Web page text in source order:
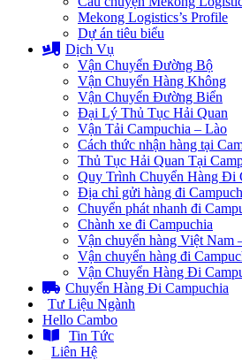
Mekong Logistics’s Profile
Dự án tiêu biểu
Dịch Vụ
Vận Chuyển Đường Bộ
Vận Chuyển Hàng Không
Vận Chuyển Đường Biển
Đại Lý Thủ Tục Hải Quan
Vận Tải Campuchia – Lào
Cách thức nhận hàng tại
Thủ Tục Hải Quan Tại
Quy Trình Chuyển Hàng Đi
Địa chỉ gửi hàng đi
Chuyển phát nhanh đi
Chành xe đi Campuchia
Vận chuyển hàng Việt Nam
Vận chuyển hàng đi
Vận Chuyển Hàng Đi
Chuyển Hàng Đi Campuchia
Tư Liệu Ngành
Hello Cambo
Tin Tức
Liên Hệ